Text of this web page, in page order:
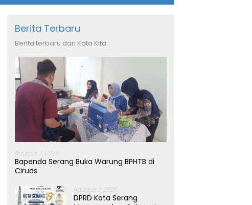
Berita Terbaru
Berita terbaru dari Kata Kita
Agustus 7, 2026
Bapenda Serang Buka Warung BPHTB di
Ciruas
Agustus 7, 2026
DPRD Kota Serang